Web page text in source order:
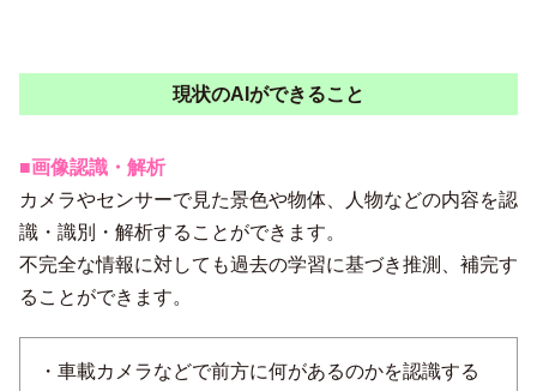
現状のAIができること
■画像認識・解析
カメラやセンサーで見た景色や物体、人物などの内容を認
識・識別・解析することができます。
不完全な情報に対しても過去の学習に基づき推測、補完す
ることができます。
・車載カメラなどで前方に何があるのかを認識する